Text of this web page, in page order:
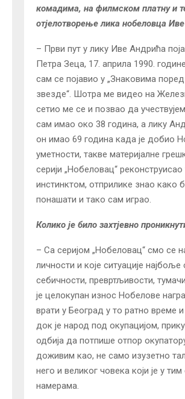
комадима, на филмском платну и
отјелотворење лика нобеловца
– Први пут у лику Иве Андрића
Петра Зеца, 17. априла 1990.
сам се појавио у „Знаковима
звезде“. Шотра ме видео на
сетио ме се и позвао да
сам имао око 38 година, а лику
он имао 69 година када је добио
уметности, такве материјалне
серији „Нобеловац“
инстинктом, отприлике знао како
понашати и тако сам играо.
Колико је било захтјевно
– Са серијом „Нобеловац“ смо се
личности и које ситуације
себичности, превртљивости,
је целокупан износ Нобелове
врати у Београд у то ратно време
док је народ под окупацијом,
одбија да потпише отпор
доживим као, не само изузетно
него и великог човека који је у
намерама.